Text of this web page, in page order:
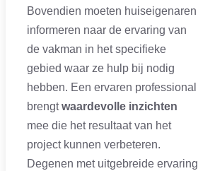
Bovendien moeten huiseigenaren
informeren naar de ervaring van
de vakman in het specifieke
gebied waar ze hulp bij nodig
hebben. Een ervaren professional
brengtwaardevolle inzichten
mee die het resultaat van het
project kunnen verbeteren.
Degenen met uitgebreide ervaring